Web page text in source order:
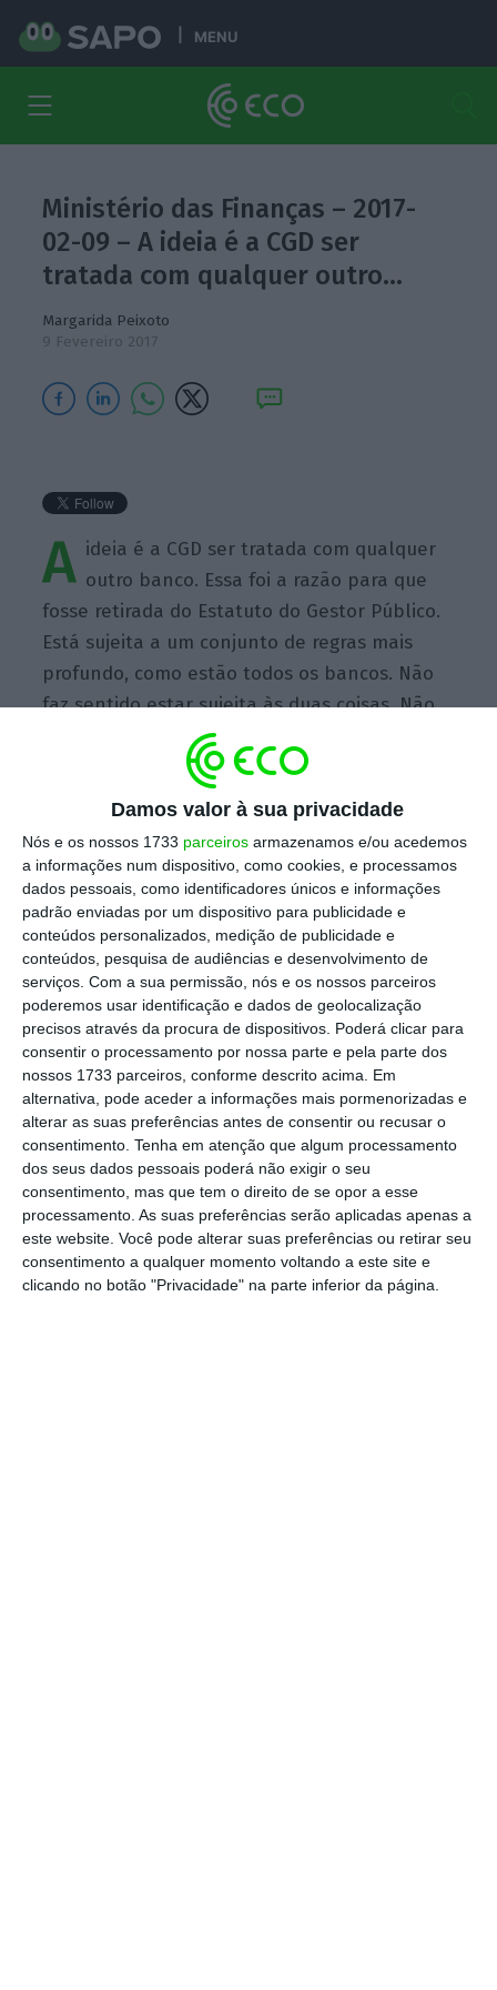
Damos valor à sua privacidade
Nós e os nossos 1733 parceiros armazenamos e/ou acedemos
a informações num dispositivo, como cookies, e processamos
dados pessoais, como identificadores únicos e informações
padrão enviadas por um dispositivo para publicidade e
conteúdos personalizados, medição de publicidade e
conteúdos, pesquisa de audiências e desenvolvimento de
serviços. Com a sua permissão, nós e os nossos parceiros
poderemos usar identificação e dados de geolocalização
precisos através da procura de dispositivos. Poderá clicar para
consentir o processamento por nossa parte e pela parte dos
nossos 1733 parceiros, conforme descrito acima. Em
alternativa, pode aceder a informações mais pormenorizadas e
alterar as suas preferências antes de consentir ou recusar o
consentimento. Tenha em atenção que algum processamento
dos seus dados pessoais poderá não exigir o seu
consentimento, mas que tem o direito de se opor a esse
processamento. As suas preferências serão aplicadas apenas a
este website. Você pode alterar suas preferências ou retirar seu
consentimento a qualquer momento voltando a este site e
clicando no botão "Privacidade" na parte inferior da página.
MENU
Ministério das Finanças – 2017-
02-09 – A ideia é a CGD ser
tratada com qualquer outro…
Margarida Peixoto
9 Fevereiro 2017
A ideia é a CGD ser tratada com qualquer
outro banco. Essa foi a razão para que
fosse retirada do Estatuto do Gestor Público.
Está sujeita a um conjunto de regras mais
profundo, como estão todos os bancos. Não
faz sentido estar sujeita às duas coisas. Não
foi lapso. O escrutínio já é feito.
https://eco.sapo.pt/quote/ministerio-das-financas-2017-02-09-a-ideia-e-a-cgd-ser-tratada-com-qualquer-outro-4/ Copiar
Assine o ECO Premium
No momento em que a informação é
mais importante do que nunca, apoie
o jornalismo independente e rigoroso.
De que forma? Assine o ECO Premium e
tenha acesso a notícias exclusivas, à
opinião que conta, às reportagens e
especiais que mostram o outro lado da